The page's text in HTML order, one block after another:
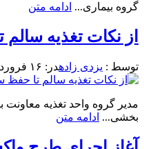
گروه بیماری... ادامه متن
از نکات تغذیه
توسط : یزدی زادهدر: ۱۶ فروردین, ۱۴۰۵
مدیر گروه واحد تغذیه
بخشی... ادامه متن